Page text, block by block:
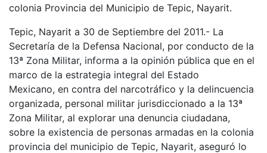
colonia Provincia del Municipio de Tepic, Nayarit.
Tepic, Nayarit a 30 de Septiembre del 2011.- La
Secretaría de la Defensa Nacional, por conducto de la
13ª Zona Militar, informa a la opinión pública que en el
marco de la estrategia integral del Estado
Mexicano, en contra del narcotráfico y la delincuencia
organizada, personal militar jurisdiccionado a la 13ª
Zona Militar, al explorar una denuncia ciudadana,
sobre la existencia de personas armadas en la colonia
provincia del municipio de Tepic, Nayarit, aseguró lo